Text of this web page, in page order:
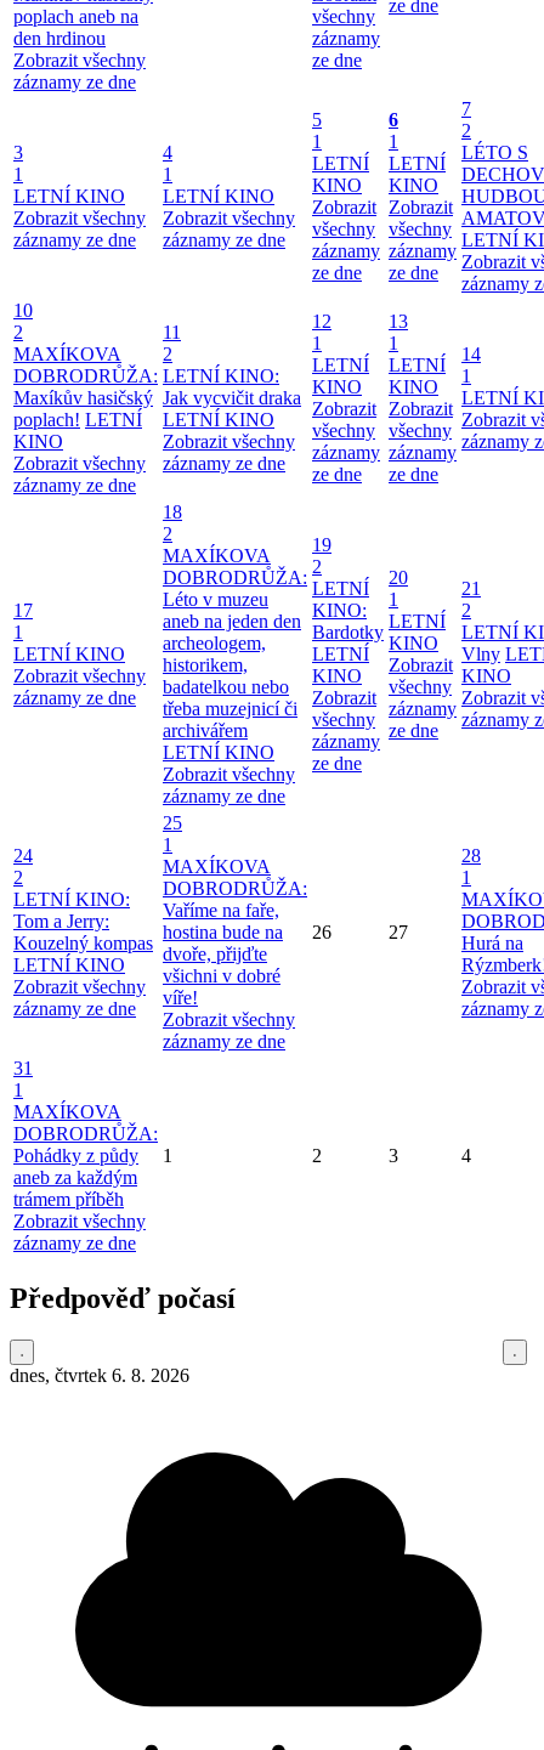
poplach aneb na
den hrdinou
Zobrazit všechny
záznamy ze dne
všechny
záznamy
ze dne
ze dne
3
1
LETNÍ KINO
Zobrazit všechny
záznamy ze dne
4
1
LETNÍ KINO
Zobrazit všechny
záznamy ze dne
5
1
LETNÍ
KINO
Zobrazit
všechny
záznamy
ze dne
6
1
LETNÍ
KINO
Zobrazit
všechny
záznamy
ze dne
7
2
LÉTO S
LETNÍ
Zobrazit
záznamy
10
2
MAXÍKOVA
DOBRODRŮŽA:
Maxíkův hasičský
poplach! LETNÍ
KINO
Zobrazit všechny
záznamy ze dne
11
2
LETNÍ KINO:
Jak vycvičit draka
LETNÍ KINO
Zobrazit všechny
záznamy ze dne
12
1
LETNÍ
KINO
Zobrazit
všechny
záznamy
ze dne
13
1
LETNÍ
KINO
Zobrazit
všechny
záznamy
ze dne
14
1
LETNÍ
Zobrazit
záznamy
17
1
LETNÍ KINO
Zobrazit všechny
záznamy ze dne
18
2
MAXÍKOVA
DOBRODRŮŽA:
Léto v muzeu
aneb na jeden den
archeologem,
historikem,
badatelkou nebo
třeba muzejnicí či
archivářem
LETNÍ KINO
Zobrazit všechny
záznamy ze dne
19
2
LETNÍ
KINO:
Bardotky
LETNÍ
KINO
Zobrazit
všechny
záznamy
ze dne
20
1
LETNÍ
KINO
Zobrazit
všechny
záznamy
ze dne
21
2
LETNÍ
Vlny
KINO
Zobrazit
záznamy
24
2
LETNÍ KINO:
Tom a Jerry:
Kouzelný kompas
LETNÍ KINO
Zobrazit všechny
záznamy ze dne
25
1
MAXÍKOVA
DOBRODRŮŽA:
Vaříme na faře,
hostina bude na
dvoře, přijďte
všichni v dobré
víře!
Zobrazit všechny
záznamy ze dne
26 27
28
1
Hurá na
Zobrazit
záznamy
31
1
MAXÍKOVA
DOBRODRŮŽA:
Pohádky z půdy
aneb za každým
trámem příběh
Zobrazit všechny
záznamy ze dne
1 2 3 4
Předpověď počasí
dnes, čtvrtek 6. 8. 2026